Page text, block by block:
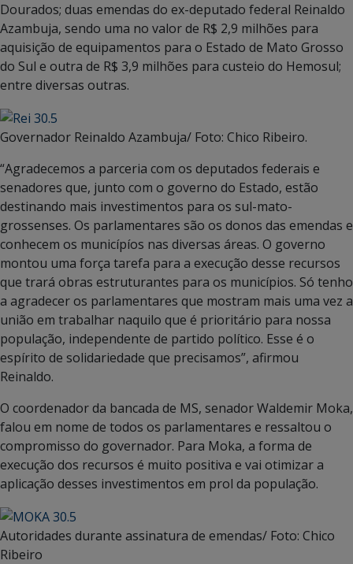
Dourados; duas emendas do ex-deputado federal Reinaldo
Azambuja, sendo uma no valor de R$ 2,9 milhões para
aquisição de equipamentos para o Estado de Mato Grosso
do Sul e outra de R$ 3,9 milhões para custeio do Hemosul;
entre diversas outras.
Governador Reinaldo Azambuja/ Foto: Chico Ribeiro.
“Agradecemos a parceria com os deputados federais e
senadores que, junto com o governo do Estado, estão
destinando mais investimentos para os sul-mato-
grossenses. Os parlamentares são os donos das emendas e
conhecem os municípíos nas diversas áreas. O governo
montou uma força tarefa para a execução desse recursos
que trará obras estruturantes para os municípios. Só tenho
a agradecer os parlamentares que mostram mais uma vez a
união em trabalhar naquilo que é prioritário para nossa
população, independente de partido político. Esse é o
espírito de solidariedade que precisamos”, afirmou
Reinaldo.
O coordenador da bancada de MS, senador Waldemir Moka,
falou em nome de todos os parlamentares e ressaltou o
compromisso do governador. Para Moka, a forma de
execução dos recursos é muito positiva e vai otimizar a
aplicação desses investimentos em prol da população.
Autoridades durante assinatura de emendas/ Foto: Chico
Ribeiro